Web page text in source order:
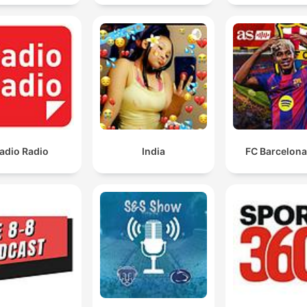
Radio India FC